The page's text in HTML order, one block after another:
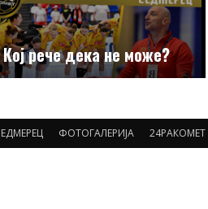
рече дека не може?
ФОТОГАЛЕРИЈА 24РАКОМЕТ